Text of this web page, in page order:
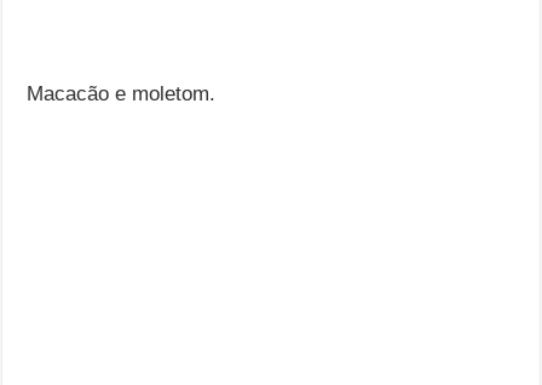
Macacão e moletom.